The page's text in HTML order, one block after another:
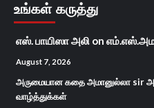
உங்கள் கருத்து
எஸ். பாயிஸா அலி on
August 7, 2026
அருமையான கதை அமானுல்லா sir
வாழ்த்துக்கள்